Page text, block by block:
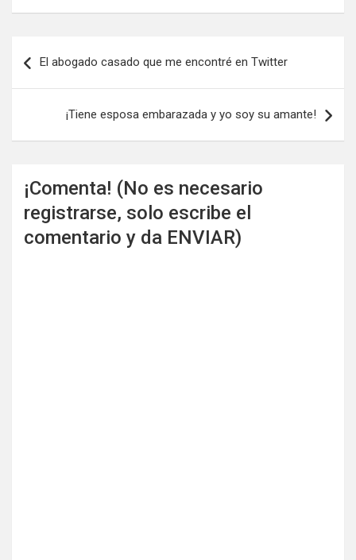
de
El abogado casado que me encontré en Twitter
¡Tiene esposa embarazada y yo soy su amante!
¡Comenta! (No es necesario
registrarse, solo escribe el
comentario y da ENVIAR)